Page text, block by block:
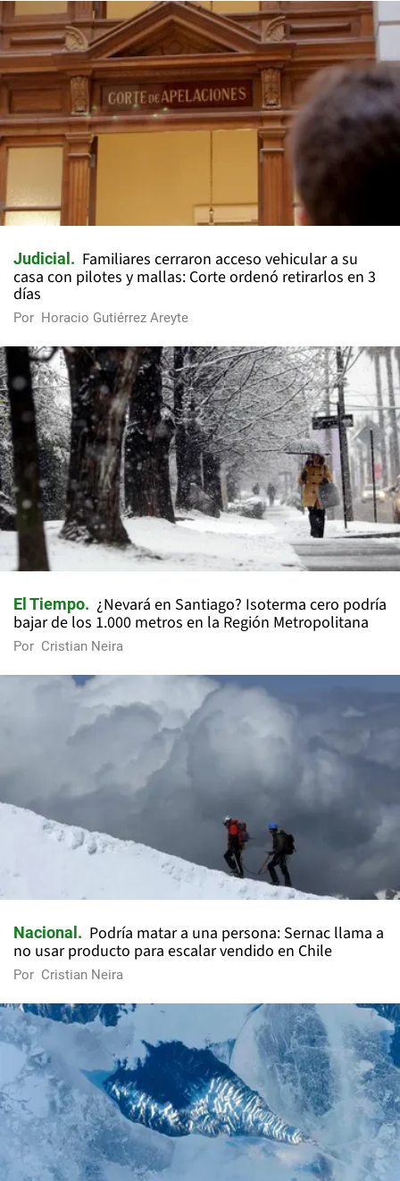
Judicial
Familiares cerraron acceso vehicular a su
casa con pilotes y mallas: Corte ordenó retirarlos en 3
días
Por Horacio Gutiérrez Areyte
El Tiempo
¿Nevará en Santiago? Isoterma cero podría
bajar de los 1.000 metros en la Región Metropolitana
Por Cristian Neira
Nacional
Podría matar a una persona: Sernac llama a
no usar producto para escalar vendido en Chile
Por Cristian Neira